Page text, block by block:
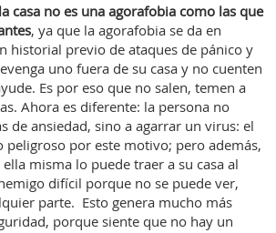
casa no es una agorafobia como las que
, ya que la agorafobia se da en
historial previo de ataques de pánico y
uno fuera de su casa y no cuenten
Es por eso que no salen, temen a
Ahora es diferente: la persona no
de ansiedad, sino a agarrar un virus: el
peligroso por este motivo; pero además,
misma lo puede traer a su casa al
difícil porque no se puede ver,
parte. Esto genera mucho más
porque siente que no hay un